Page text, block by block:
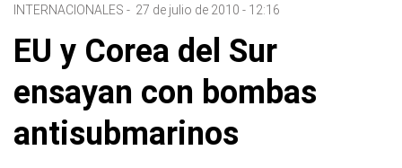
INTERNACIONALES - 27 de julio de 2010 - 12:16
EU y Corea del Sur
ensayan con bombas
antisubmarinos